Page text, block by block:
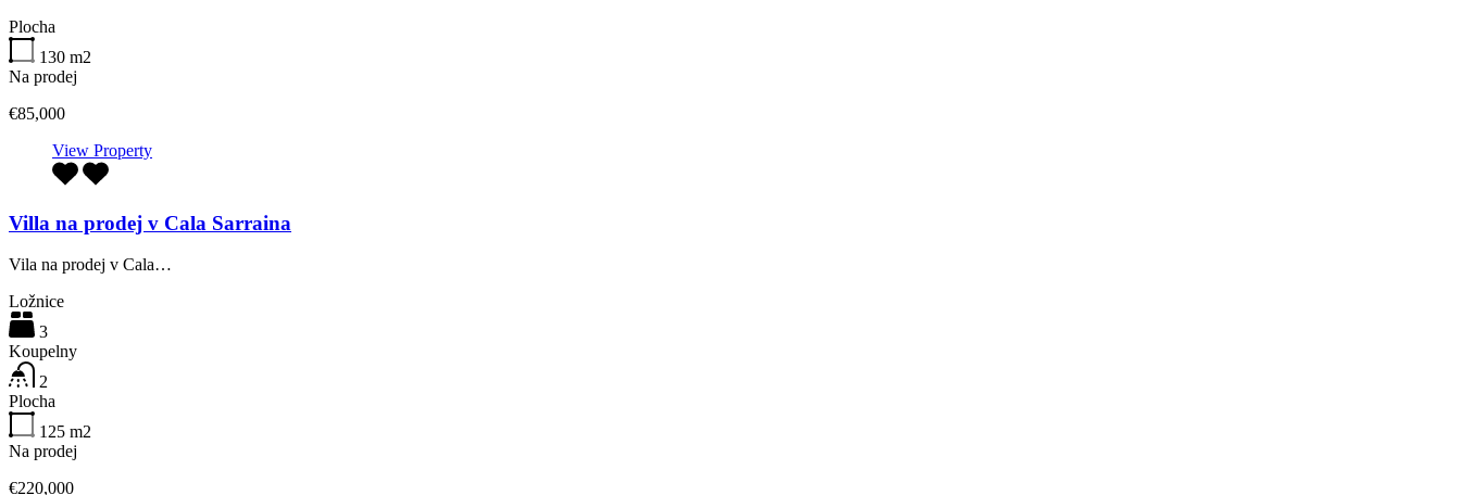
Plocha
130 m2
Na prodej
€85,000
View Property
Villa na prodej v Cala Sarraina
Vila na prodej v Cala…
Ložnice
3
Koupelny
2
Plocha
125 m2
Na prodej
€220,000